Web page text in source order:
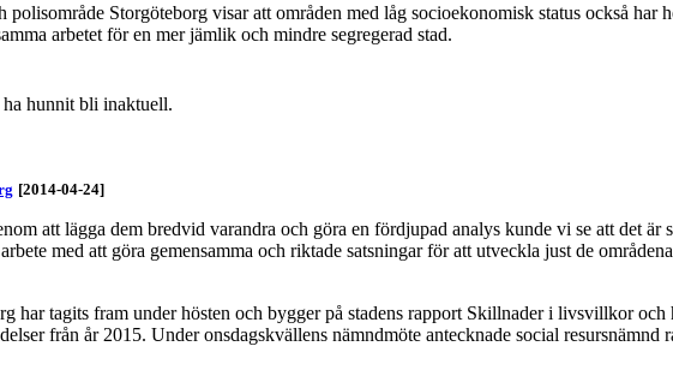
polisområde Storgöteborg visar att områden med låg socioekonomisk status också
arbetet för en mer jämlik och mindre segregerad stad.
hunnit bli inaktuell.
[2014-04-24]
att lägga dem bredvid varandra och göra en fördjupad analys kunde vi se att det är
med att göra gemensamma och riktade satsningar för att utveckla just de
har tagits fram under hösten och bygger på stadens rapport Skillnader i livsvillkor
från år 2015. Under onsdagskvällens nämndmöte antecknade social